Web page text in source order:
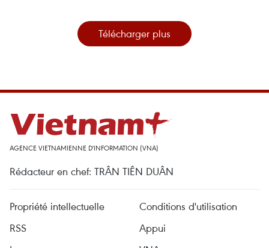
Télécharger plus
AGENCE VIETNAMIENNE D'INFORMATION (VNA)
Rédacteur en chef: TRÂN TIÊN DUÂN
Propriété intellectuelle
Conditions d'utilisation
RSS
Appui